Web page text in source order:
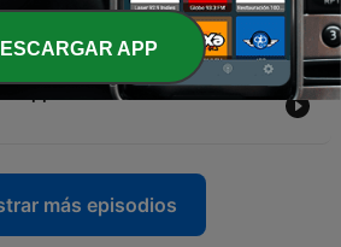
apprendre à PARDONNER ? ❤️
más episodios
APP